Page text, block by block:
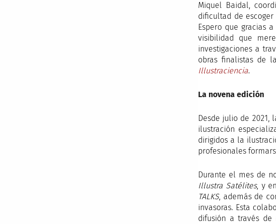
Miquel Baidal,
dificultad de
Espero que gracias a
visibilidad que
investigaciones a
obras finalistas de
Illustraciencia.
La novena edición
Desde julio de 2021,
ilustración
dirigidos a la
profesionales
Durante el mes de
Illustra Satélites, y
TALKS, además de
invasoras. Esta
difusión a través